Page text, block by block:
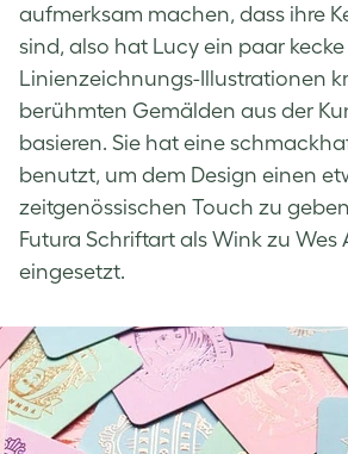
aufmerksam machen, dass ihre
sind, also hat Lucy ein paar kecke
Linienzeichnungs-Illustrationen
berühmten Gemälden aus der
basieren. Sie hat eine
benutzt, um dem Design einen
zeitgenössischen Touch zu
Futura Schriftart als Wink zu Wes
eingesetzt.